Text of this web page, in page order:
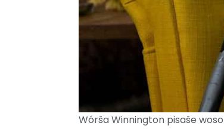
Wórša Winnington pisaše